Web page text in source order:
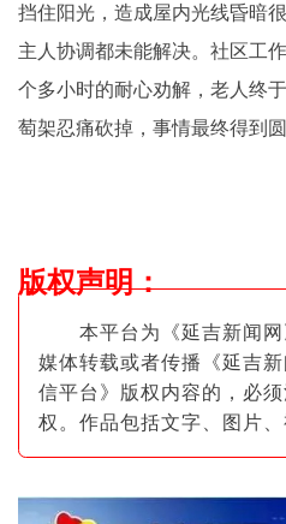
挡住阳光，造成屋内光线昏暗
主人协调都未能解决。社区工
个多小时的耐心劝解，老人终
萄架忍痛砍掉，事情最终得到圆
版权声明：
本平台为《延吉新闻网
媒体转载或者传播《延吉
信平台》版权内容的，必须
权。作品包括文字、图片